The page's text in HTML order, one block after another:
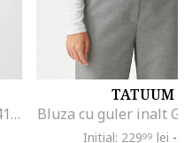
Tricou De Dama V6RI17KD741, Negru
TATUUM
Bluza cu guler inalt
Initial: 22999 lei -